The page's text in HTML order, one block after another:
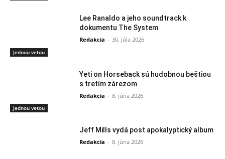
Jednou vetou
Lee Ranaldo a jeho soundtrack k
dokumentu The System
Redakcia - 30. júla 2026
Jednou vetou
Yeti on Horseback sú hudobnou beštiou
s tretím zárezom
Redakcia - 8. júna 2026
Jeff Mills vydá post apokalyptický album
Redakcia - 8. júna 2026